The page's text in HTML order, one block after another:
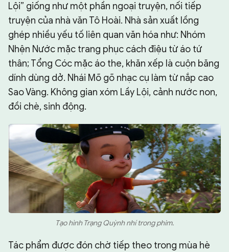
Lội” giống như một phần ngoại truyện, nối tiếp
truyện của nhà văn Tô Hoài. Nhà sản xuất lồng
ghép nhiều yếu tố liên quan văn hóa như: Nhóm
Nhện Nước mặc trang phục cách điệu từ áo tứ
thân; Tổng Cóc mặc áo the, khăn xếp là cuộn băng
dính dùng dở. Nhái Mõ gõ nhạc cụ làm từ nắp cao
Sao Vàng. Không gian xóm Lầy Lội, cảnh nước non,
đồi chè, sinh động.
Tạo hình Trạng Quỳnh nhí trong phim.
Tác phẩm được đón chờ tiếp theo trong mùa hè